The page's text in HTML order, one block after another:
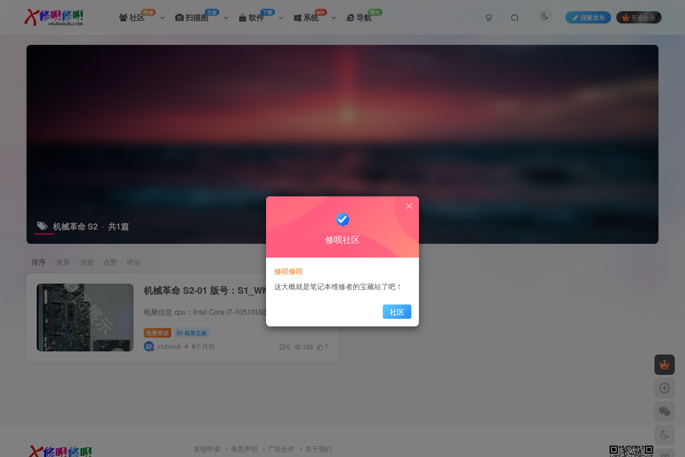
社区维修 扫描图主板 软件下载 系统win 导航网址
我要发布 开通会员
机械革命 S2 共1篇
排序 更新 浏览 点赞 评论
机械革命 S2-01 版号：S1_WN_MAIN_PCB
免费资源 机革主板
xiubxiub 8个月前 0 193 7
友链申请 免责声明 广告合作 关于我们
修呗社区
修呗修呗
这大概就是笔记本维修者的宝藏站了吧！
社区